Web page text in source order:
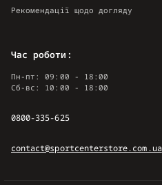
Рекомендації щодо догляду
Час роботи:
Пн-пт: 09:00 - 18:00
Сб-вс: 10:00 - 18:00
0800-335-625
contact@sportcenterstore.com.ua